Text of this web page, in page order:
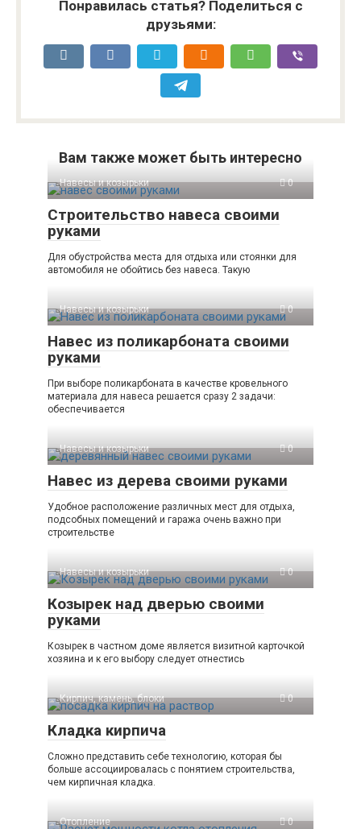
Понравилась статья? Поделиться с
друзьями:
Вам также может быть интересно
Навесы и козырьки 0
Строительство навеса своими
руками
Для обустройства места для отдыха или стоянки для
автомобиля не обойтись без навеса. Такую
Навесы и козырьки 0
Навес из поликарбоната своими
руками
При выборе поликарбоната в качестве кровельного
материала для навеса решается сразу 2 задачи:
обеспечивается
Навесы и козырьки 0
Навес из дерева своими руками
Удобное расположение различных мест для отдыха,
подсобных помещений и гаража очень важно при
строительстве
Навесы и козырьки 0
Козырек над дверью своими
руками
Козырек в частном доме является визитной карточкой
хозяина и к его выбору следует отнестись
Кирпич, камень, блоки 0
Кладка кирпича
Сложно представить себе технологию, которая бы
больше ассоциировалась с понятием строительства,
чем кирпичная кладка.
Отопление 0